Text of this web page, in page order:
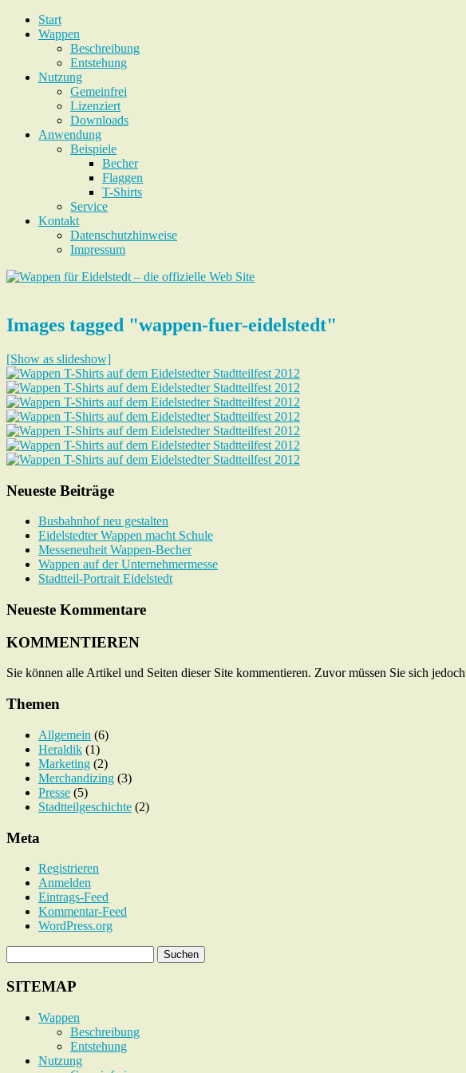
Start
Wappen
Beschreibung
Entstehung
Nutzung
Gemeinfrei
Lizenziert
Downloads
Anwendung
Beispiele
Becher
Flaggen
T-Shirts
Service
Kontakt
Datenschutzhinweise
Impressum
Images tagged "wappen-fuer-eidelstedt"
[Show as slideshow]
Neueste Beiträge
Busbahnhof neu gestalten
Eidelstedter Wappen macht Schule
Messeneuheit Wappen-Becher
Wappen auf der Unternehmermesse
Stadtteil-Portrait Eidelstedt
Neueste Kommentare
KOMMENTIEREN
Sie können alle Artikel und Seiten dieser Site kommentieren. Zuvor müssen Sie sich jedoch
Themen
Allgemein (6)
Heraldik (1)
Marketing (2)
Merchandizing (3)
Presse (5)
Stadtteilgeschichte (2)
Meta
Registrieren
Anmelden
Eintrags-Feed
Kommentar-Feed
WordPress.org
SITEMAP
Wappen
Beschreibung
Entstehung
Nutzung